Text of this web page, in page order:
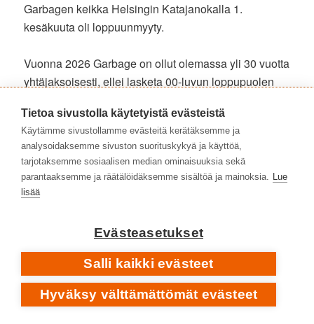
Garbagen keikka Helsingin Katajanokalla 1.
kesäkuuta oli loppuunmyyty.
Vuonna 2026 Garbage on ollut olemassa yli 30 vuotta
yhtäjaksoisesti, ellei lasketa 00-luvun loppupuolen
mutta “paluusta” asti varsin tasaisia. Modus
operandiaan yhtye ei ole varsinaisesti myllännyt.
Näistä aineksista syntyy usein “pikkuklassikkobändi”,
joka muistetaan ja jota rakastetaan, mutta joka ei
koskaan ole huomiotalouden otsikkokilpailussa
muusikoille hyvin.
Garbagen, kuten niin monen muunkin, tapauksessa
huomio, myynnit ja myöhemmin myös striimit ovat
keskittyneet ensimmäisten levyjen nostalgisiin
Tietoa sivustolla käytetyistä evästeistä
Käytämme sivustollamme evästeitä kerätäksemme ja
analysoidaksemme sivuston suorituskykyä ja käyttöä,
tarjotaksemme sosiaalisen median ominaisuuksia sekä
parantaaksemme ja räätälöidäksemme sisältöä ja mainoksia. Lue
lisää
Evästeasetukset
Salli kaikki evästeet
Hyväksy välttämättömät evästeet